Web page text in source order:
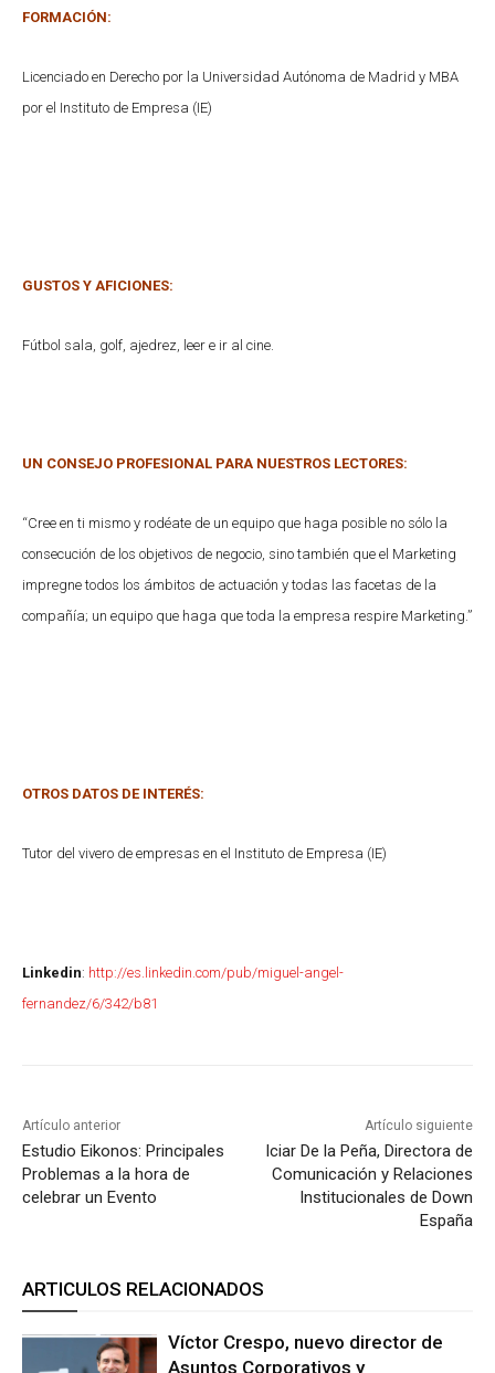
FORMACIÓN:
Licenciado en Derecho por la Universidad Autónoma de Madrid y MBA
por el Instituto de Empresa (IE)
GUSTOS Y AFICIONES:
Fútbol sala, golf, ajedrez, leer e ir al cine.
UN CONSEJO PROFESIONAL PARA NUESTROS LECTORES:
“Cree en ti mismo y rodéate de un equipo que haga posible no sólo la
consecución de los objetivos de negocio, sino también que el Marketing
impregne todos los ámbitos de actuación y todas las facetas de la
compañía; un equipo que haga que toda la empresa respire Marketing.”
OTROS DATOS DE INTERÉS:
Tutor del vivero de empresas en el Instituto de Empresa (IE)
Linkedin: http://es.linkedin.com/pub/miguel-angel-
fernandez/6/342/b81
Artículo anterior
Estudio Eikonos: Principales
Problemas a la hora de
celebrar un Evento
Artículo siguiente
Iciar De la Peña, Directora de
Comunicación y Relaciones
Institucionales de Down
España
ARTICULOS RELACIONADOS
Víctor Crespo, nuevo director de
Asuntos Corporativos y